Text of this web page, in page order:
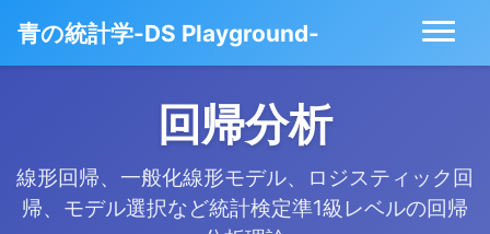
青の統計学-DS Playground-
回帰分析
線形回帰、一般化線形モデル、ロジスティック回
帰、モデル選択など統計検定準1級レベルの回帰